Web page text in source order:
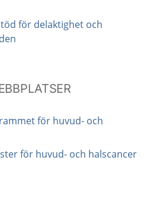
för delaktighet och
för huvud- och
för huvud- och halscancer